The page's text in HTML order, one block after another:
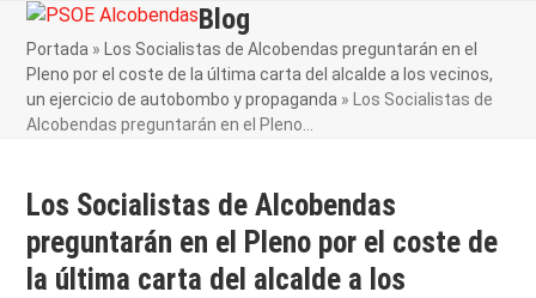
Skip
content
Open
mobile
menu
Close
mobile
menu
Blog
Portada »
Los Socialistas de Alcobendas preguntarán en el
Pleno por el coste de la última carta del alcalde a los vecinos,
un ejercicio de autobombo y propaganda »
Los Socialistas de
Alcobendas preguntarán en el Pleno…
Los Socialistas de Alcobendas
preguntarán en el Pleno por el coste de
la última carta del alcalde a los